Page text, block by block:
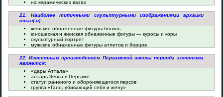
на керамических вазах
21. Наиболее типичными скульптурными изображениями архаики
стал(-и):
женские обнаженные фигуры богинь
юношеская и женская обнаженные фигуры — куросы и коры
скульптурный портрет
мужские обнаженные фигуры атлетов и борцов
22. Известным произведением Пергамской школы периода эллинизма
является:
«дары Аттала»
алтарь Зевса в Пергаме
статуи раненого и обороняющегося персов
группа «Галл, убивающий себя и жену»